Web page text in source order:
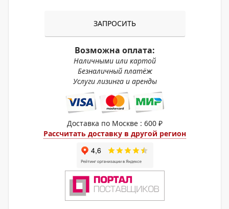
ЗАПРОСИТЬ
Возможна оплата:
Наличными или картой
Безналичный платёж
Услуги лизинга и аренды
Доставка по Москве : 600 ₽
Рассчитать доставку в другой регион